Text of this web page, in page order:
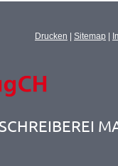
Drucken | Sitemap |